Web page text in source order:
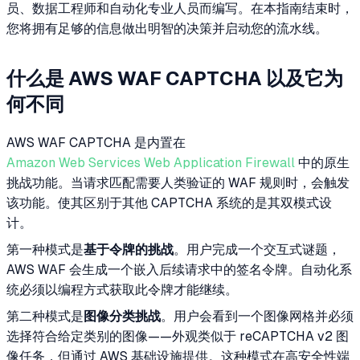
员、数据工程师和自动化专业人员而编写。在本指南结束时，
您将拥有足够的信息做出明智的决策并启动您的流水线。
什么是 AWS WAF CAPTCHA 以及它为
何不同
AWS WAF CAPTCHA 是内置在
Amazon Web Services Web Application Firewall 中的原生
挑战功能。当请求匹配需要人类验证的 WAF 规则时，会触发
该功能。使其区别于其他 CAPTCHA 系统的是其双模式设
计。
第一种模式是基于令牌的挑战。用户完成一个交互式谜题，
AWS WAF 会生成一个嵌入后续请求中的签名令牌。自动化系
统必须以编程方式获取此令牌才能继续。
第二种模式是 图像分类挑战。用户会看到一个图像网格并必须
选择符合给定类别的图像——外观类似于 reCAPTCHA v2 图
像任务，但通过 AWS 基础设施提供。这种模式在高安全性端